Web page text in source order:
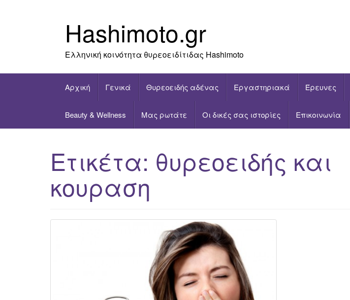
Hashimoto.gr
Ελληνική κοινότητα θυρεοειδίτιδας Hashimoto
Αρχική Γενικά Θυρεοειδής αδένας Εργαστηριακά Έρευνες
Beauty & Wellness Μας ρωτάτε Οι δικές σας ιστορίες Επικοινωνία
Ετικέτα: θυρεοειδής και
κουραση